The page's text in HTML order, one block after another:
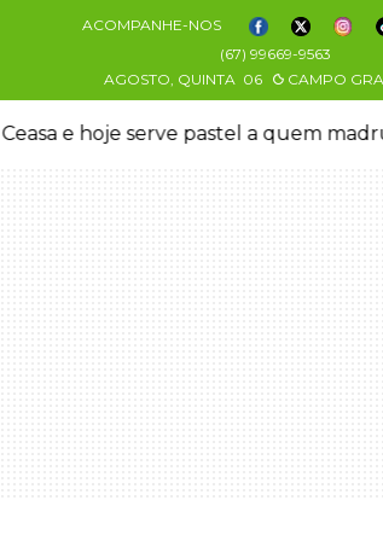
ACOMPANHE-NOS
(67) 99669-9563
AGOSTO, QUINTA 06 CAMPO
e hoje serve pastel a quem